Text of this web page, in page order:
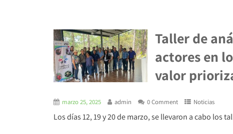
Taller de
actores en
valor
marzo 25, 2025 admin 0 Comment Noticias
Los días 12, 19 y 20 de marzo, se llevaron a cabo los